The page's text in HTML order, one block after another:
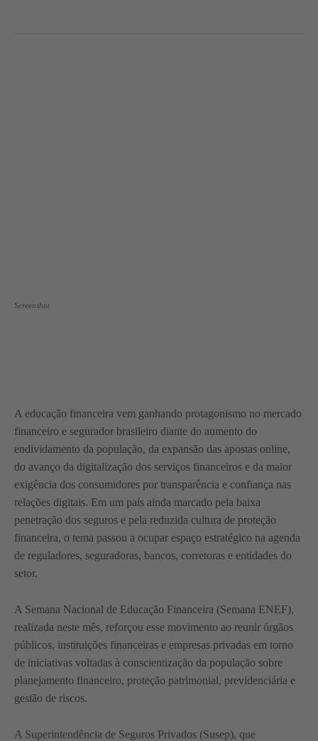
Screenshot
A educação financeira vem ganhando protagonismo no mercado
financeiro e segurador brasileiro diante do aumento do
endividamento da população, da expansão das apostas online,
do avanço da digitalização dos serviços financeiros e da maior
exigência dos consumidores por transparência e confiança nas
relações digitais. Em um país ainda marcado pela baixa
penetração dos seguros e pela reduzida cultura de proteção
financeira, o tema passou a ocupar espaço estratégico na agenda
de reguladores, seguradoras, bancos, corretoras e entidades do
setor.
A Semana Nacional de Educação Financeira (Semana ENEF),
realizada neste mês, reforçou esse movimento ao reunir órgãos
públicos, instituições financeiras e empresas privadas em torno
de iniciativas voltadas à conscientização da população sobre
planejamento financeiro, proteção patrimonial, previdenciária e
gestão de riscos.
A Superintendência de Seguros Privados (Susep), que